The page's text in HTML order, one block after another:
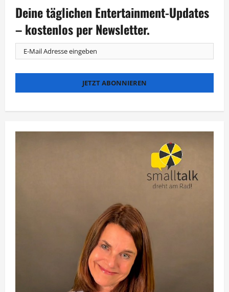
Muttertags-
Special
100.
Jubiläum
Deine täglichen Entertainment-Updates
– kostenlos per Newsletter.